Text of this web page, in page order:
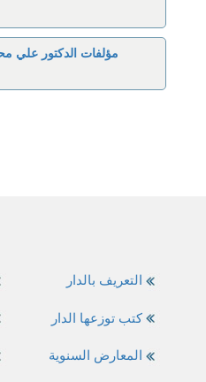
مؤلفات الدكتور علي
التعريف بالدار
كتب توزعها الدار
المعارض السنوية